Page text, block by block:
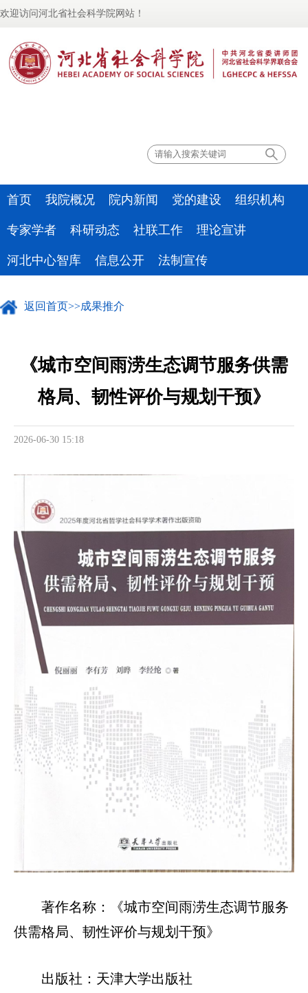
欢迎访问河北省社会科学院网站！
首页 我院概况 院内新闻 党的建设 组织机构
专家学者 科研动态 社联工作 理论宣讲
河北中心智库 信息公开 法制宣传
返回首页>>成果推介
《城市空间雨涝生态调节服务供需
格局、韧性评价与规划干预》
2026-06-30 15:18
著作名称：《城市空间雨涝生态调节服务
供需格局、韧性评价与规划干预》
出版社：天津大学出版社